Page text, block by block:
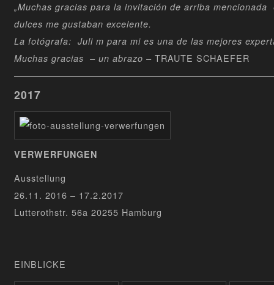
„Muchas gracias para la invitación de arriba
dulces me gustaban excelente.
La fotógrafa: Juli m para mi es una de las mejores
Muchas gracias – un abrazo – TRAUTE SCHAEFER
2017
VERWERFUNGEN
Ausstellung
26.11. 2016 – 17.2.2017
Lutterothstr. 56a 20255 Hamburg
EINBLICKE